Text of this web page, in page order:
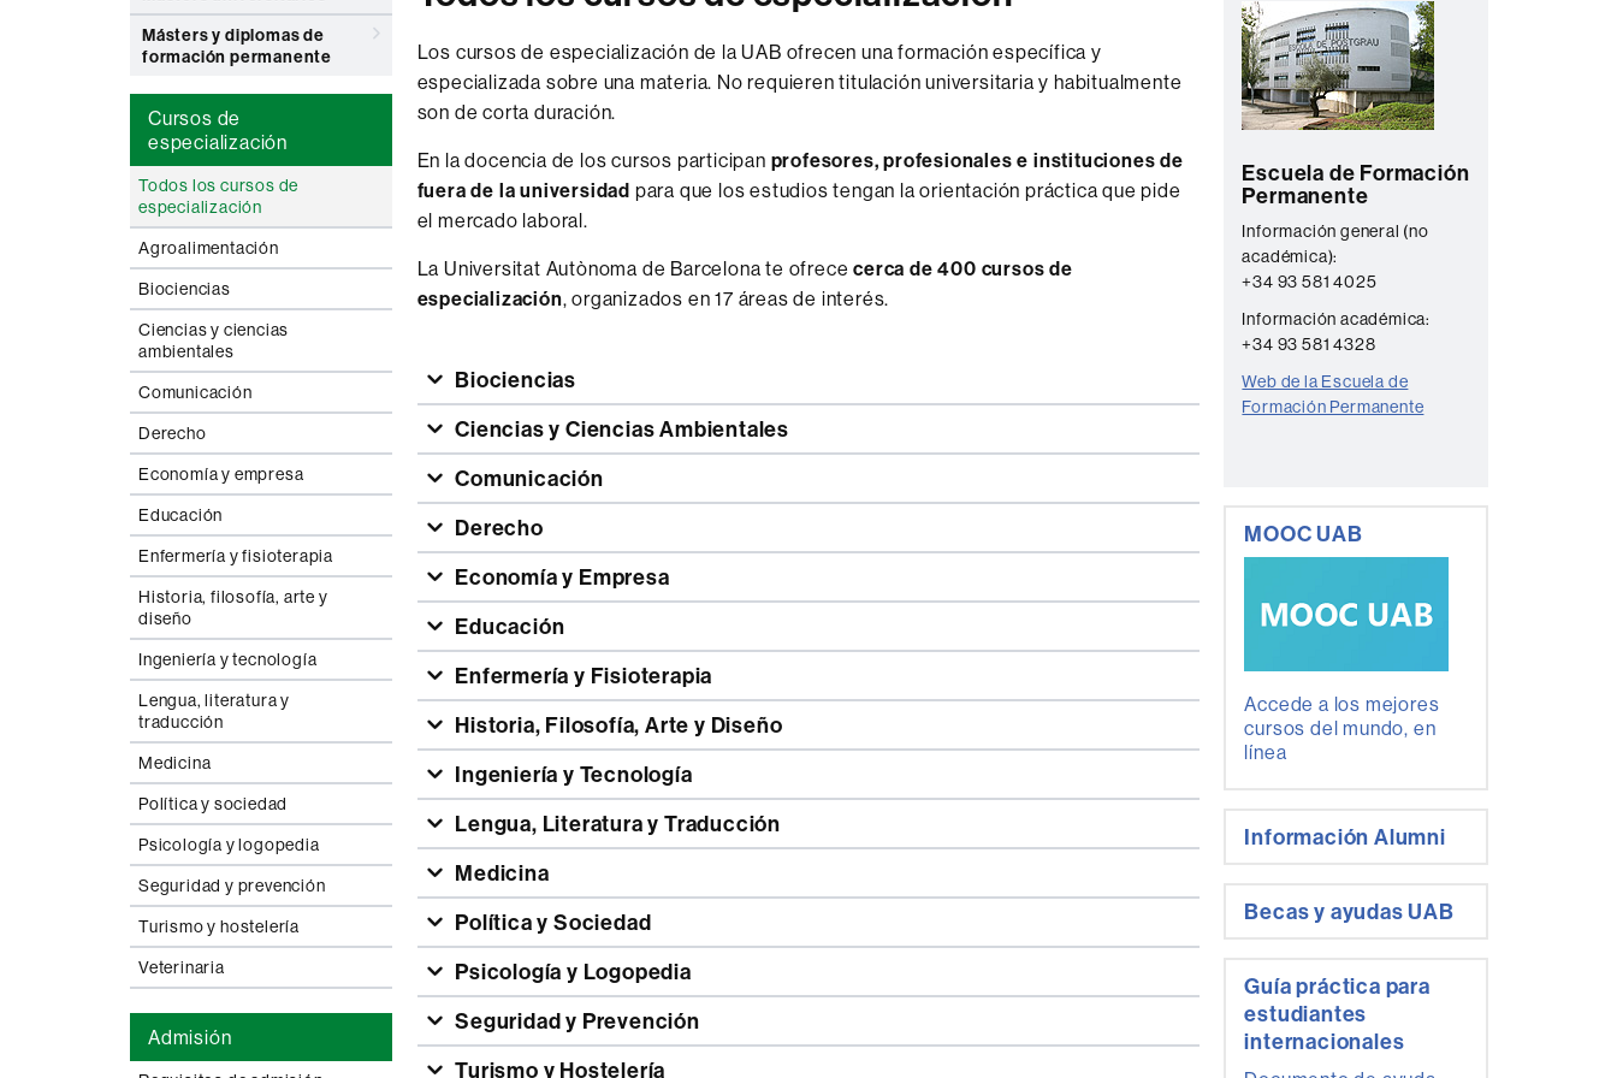
Másters y diplomas de
formación permanente
Cursos de
especialización
Todos los cursos de
especialización
Agroalimentación
Biociencias
Ciencias y ciencias
ambientales
Comunicación
Derecho
Economía y empresa
Educación
Enfermería y fisioterapia
Historia, filosofía, arte y
diseño
Ingeniería y tecnología
Lengua, literatura y
traducción
Medicina
Política y sociedad
Psicología y logopedia
Seguridad y prevención
Turismo y hostelería
Veterinaria
Admisión
Los cursos de especialización de la UAB ofrecen una formación específica y
especializada sobre una materia. No requieren titulación universitaria y habitualmente
son de corta duración.
En la docencia de los cursos participan profesores, profesionales e instituciones de
fuera de la universidad para que los estudios tengan la orientación práctica que pide
el mercado laboral.
La Universitat Autònoma de Barcelona te ofrececerca de 400 cursos de
especialización, organizados en 17 áreas de interés.
Biociencias
Ciencias y Ciencias Ambientales
Comunicación
Derecho
Economía y Empresa
Educación
Enfermería y Fisioterapia
Historia, Filosofía, Arte y Diseño
Ingeniería y Tecnología
Lengua, Literatura y Traducción
Medicina
Política y Sociedad
Psicología y Logopedia
Seguridad y Prevención
Turismo y Hostelería
complementaria
o
n
t
c
t
o
Escuela de Formación
Permanente
Información general (no
académica):
+34 93 581 4025
Información académica:
+34 93 581 4328
Web de la Escuela de
Formación Permanente
MOOC UAB
Accede a los mejores
cursos del mundo, en
línea
Información Alumni
Becas y ayudas UAB
Guía práctica para
estudiantes
internacionales